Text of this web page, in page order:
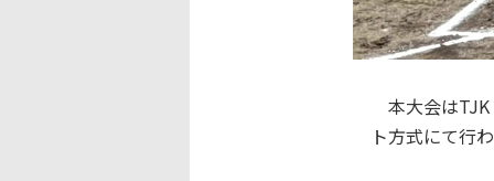
本大会は
ト方式にて行